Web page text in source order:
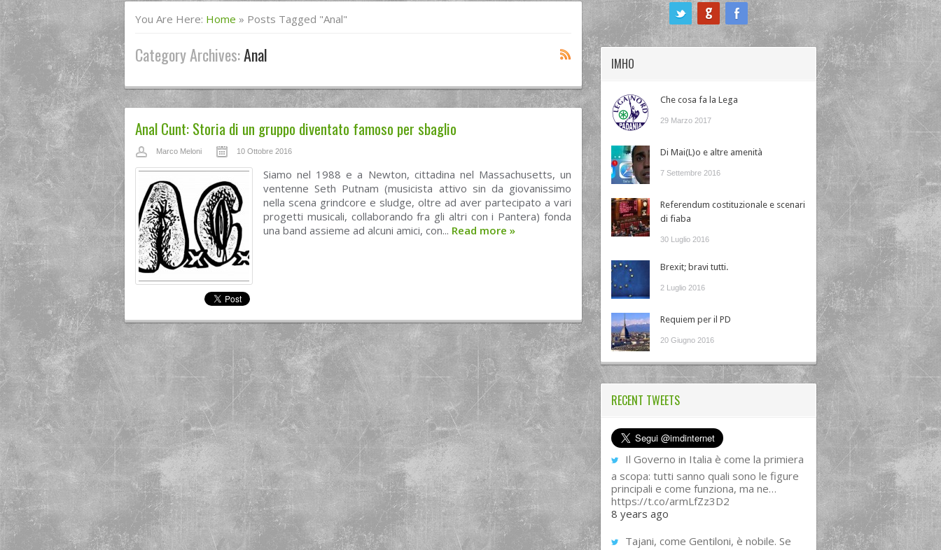
You Are Here: Home » Posts Tagged "Anal"
Category Archives:Anal
Anal Cunt: Storia di un gruppo diventato famoso per sbaglio
Marco Meloni 10 Ottobre 2016
Siamo nel 1988 e a Newton, cittadina nel Massachusetts, un
ventenne Seth Putnam (musicista attivo sin da giovanissimo
nella scena grindcore e sludge, oltre ad aver partecipato a vari
progetti musicali, collaborando fra gli altri con i Pantera) fonda
una band assieme ad alcuni amici, con... Read more »
IMHO
Che cosa fa la Lega
29 Marzo 2017
Di Mai(L)o e altre amenità
7 Settembre 2016
Referendum costituzionale e scenari
di fiaba
30 Luglio 2016
Brexit; bravi tutti.
2 Luglio 2016
Requiem per il PD
20 Giugno 2016
RECENT TWEETS
Il Governo in Italia è come la primiera
a scopa: tutti sanno quali sono le figure
principali e come funziona, ma ne…
https://t.co/armLfZz3D2
8 years ago
Tajani, come Gentiloni, è nobile. Se